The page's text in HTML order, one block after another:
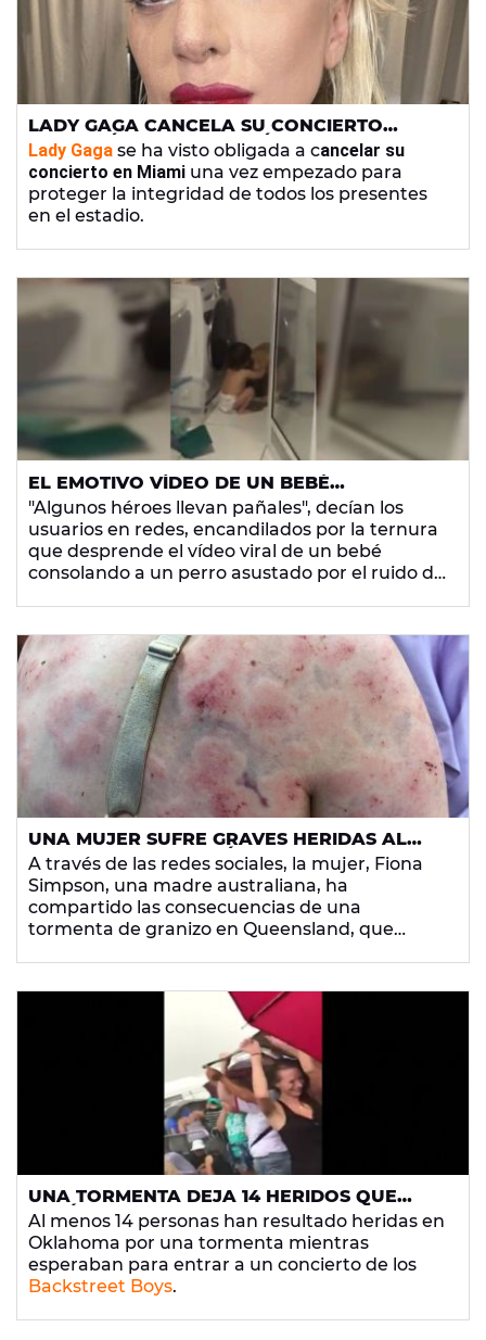
LADY GAGA CANCELA SU CONCIERTO
ENTRE LÁGRIMAS: "LO MÁS IMPORTANTE
PARA MÍ ES LA VIDA"
Lady Gaga se ha visto obligada a cancelar su
concierto en Miami una vez empezado para
proteger la integridad de todos los presentes
en el estadio.
EL EMOTIVO VÍDEO DE UN BEBÉ
CONSOLANDO A UN PERRO ASUSTADO POR
LOS TRUENOS
"Algunos héroes llevan pañales", decían los
usuarios en redes, encandilados por la ternura
que desprende el vídeo viral de un bebé
consolando a un perro asustado por el ruido de
UNA MUJER SUFRE GRAVES HERIDAS AL
PROTEGER A SU BEBÉ DE UNA TORMENTA
DE GRANIZO
A través de las redes sociales, la mujer, Fiona
Simpson, una madre australiana, ha
compartido las consecuencias de una
tormenta de granizo en Queensland, que
UNA TORMENTA DEJA 14 HERIDOS QUE
HACÍAN COLA PARA UN CONCIERTO DE LOS
BACKSTREET BOYS
Al menos 14 personas han resultado heridas en
Oklahoma por una tormenta mientras
esperaban para entrar a un concierto de los
Backstreet Boys.